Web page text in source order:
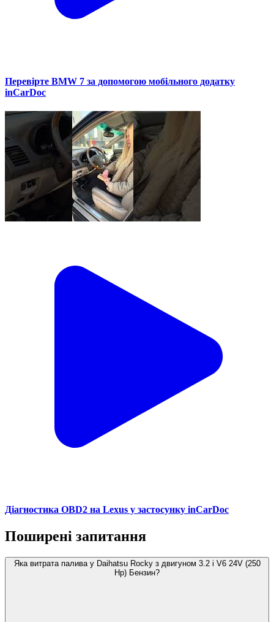
Перевірте BMW 7 за допомогою мобільного додатку
inCarDoc
Діагностика OBD2 на Lexus у застосунку inCarDoc
Поширені запитання
Яка витрата палива у Daihatsu Rocky з двигуном 3.2 i V6 24V (250
Hp) Бензин?